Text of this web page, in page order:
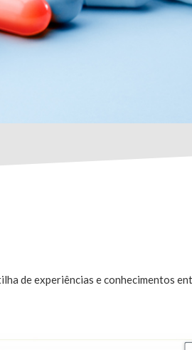
de experiências e conhecimentos